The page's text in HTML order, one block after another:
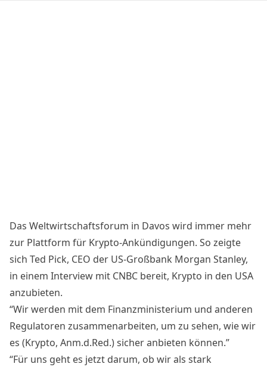
Das Weltwirtschaftsforum in Davos wird immer mehr
zur Plattform für Krypto-Ankündigungen. So zeigte
sich Ted Pick, CEO der US-Großbank Morgan Stanley,
in einem Interview mit CNBC bereit, Krypto in den USA
anzubieten.
“Wir werden mit dem Finanzministerium und anderen
Regulatoren zusammenarbeiten, um zu sehen, wie wir
es (Krypto, Anm.d.Red.) sicher anbieten können.”
“Für uns geht es jetzt darum, ob wir als stark